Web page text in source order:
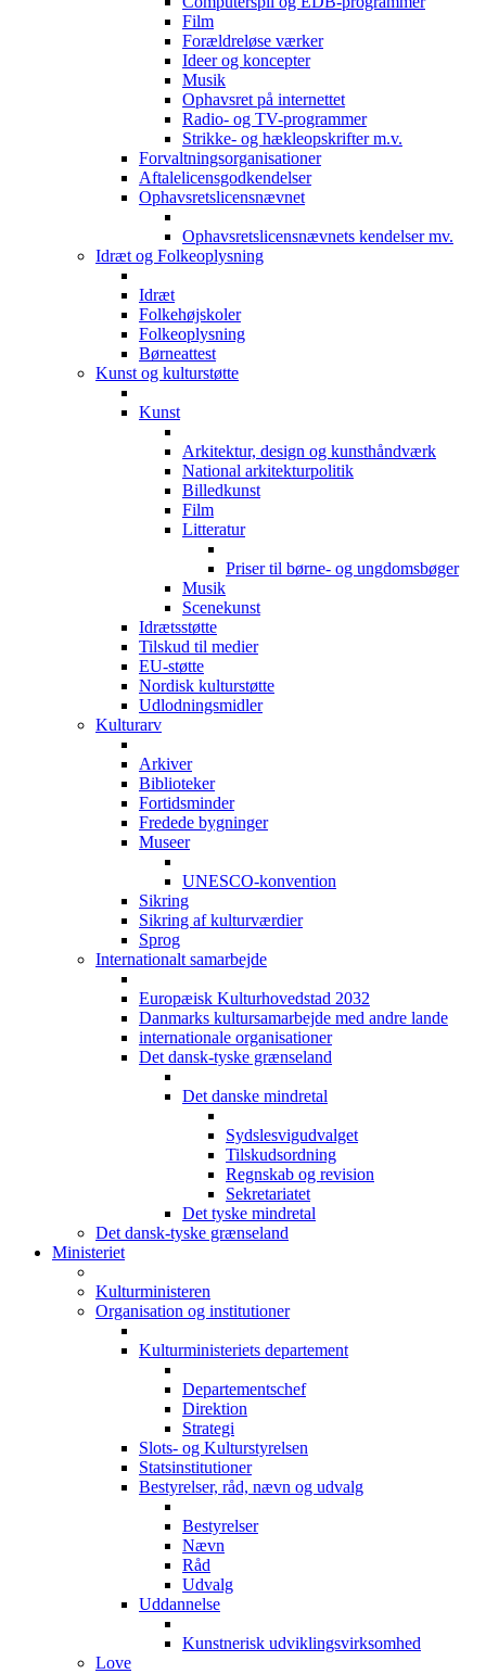
Film
Forældreløse værker
Ideer og koncepter
Musik
Ophavsret på internettet
Radio- og TV-programmer
Strikke- og hækleopskrifter m.v.
Forvaltningsorganisationer
Aftalelicensgodkendelser
Ophavsretslicensnævnet
Ophavsretslicensnævnets kendelser mv.
Idræt og Folkeoplysning
Idræt
Folkehøjskoler
Folkeoplysning
Børneattest
Kunst og kulturstøtte
Kunst
Arkitektur, design og kunsthåndværk
National arkitekturpolitik
Billedkunst
Film
Litteratur
Priser til børne- og ungdomsbøger
Musik
Scenekunst
Idrætsstøtte
Tilskud til medier
EU-støtte
Nordisk kulturstøtte
Udlodningsmidler
Kulturarv
Arkiver
Biblioteker
Fortidsminder
Fredede bygninger
Museer
UNESCO-konvention
Sikring
Sikring af kulturværdier
Sprog
Internationalt samarbejde
Europæisk Kulturhovedstad 2032
Danmarks kultursamarbejde med andre lande
internationale organisationer
Det dansk-tyske grænseland
Det danske mindretal
Sydslesvigudvalget
Tilskudsordning
Regnskab og revision
Sekretariatet
Det tyske mindretal
Det dansk-tyske grænseland
Ministeriet
Kulturministeren
Organisation og institutioner
Kulturministeriets departement
Departementschef
Direktion
Strategi
Slots- og Kulturstyrelsen
Statsinstitutioner
Bestyrelser, råd, nævn og udvalg
Bestyrelser
Nævn
Råd
Udvalg
Uddannelse
Kunstnerisk udviklingsvirksomhed
Love